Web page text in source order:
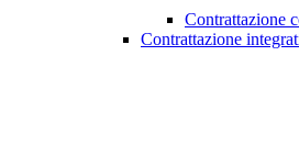
Contrattazione
Contrattazione